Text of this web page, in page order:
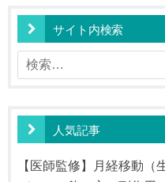
ー
シ
ョ
サイト内検索
検
索:
人気記事
【医師監修】月経移動（